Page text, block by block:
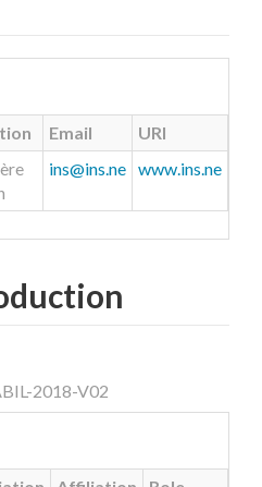
Email
URI
ins@ins.ne www.ins.ne
2018-V02